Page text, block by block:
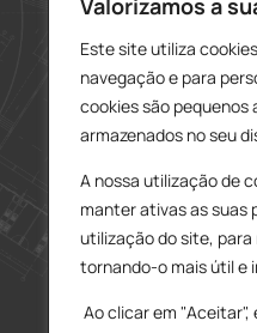
Valorizamos a
Este site utiliza
navegação e para
cookies são pequenos
armazenados no seu
A nossa utilização de
manter ativas as suas
utilização do site,
tornando-o mais útil e
Ao clicar em
R. António
2820-287 •
Loja –
214 453 329
919 865 192
919 865 292